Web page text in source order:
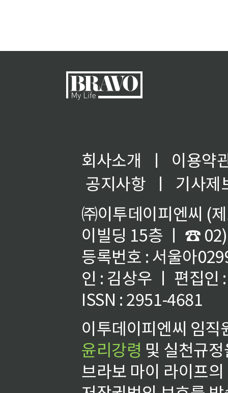
회사소개 ㅣ
이용약
공지사항
ㅣ
기사제
㈜이투데이피엔씨 (
이빌딩 15층 ㅣ ☎
등록번호 : 서울아
인 : 김상우 ㅣ 편집인
ISSN : 2951-4681
이투데이피엔씨 임
윤리강령 및 실천규
브라보 마이 라이프